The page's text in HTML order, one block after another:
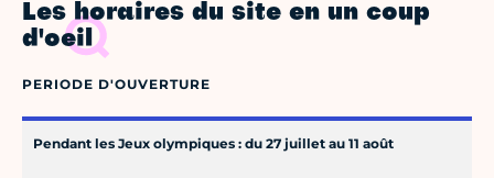
Les horaires du site en un coup
d'oeil
PERIODE D'OUVERTURE
Pendant les Jeux olympiques : du 27 juillet au 11 août